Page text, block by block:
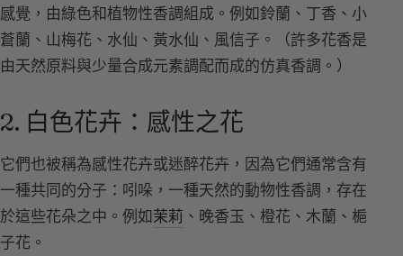
感覺，由綠色和植物性香調組成。例如鈴蘭、丁香、小
蒼蘭、山梅花、水仙、黃水仙、風信子。（許多花香是
由天然原料與少量合成元素調配而成的仿真香調。）
2. 白色花卉：感性之花
它們也被稱為感性花卉或迷醉花卉，因為它們通常含有
一種共同的分子：吲哚，一種天然的動物性香調，存在
於這些花朵之中。例如茉莉 、晚香玉、橙花、木蘭、梔
子花。